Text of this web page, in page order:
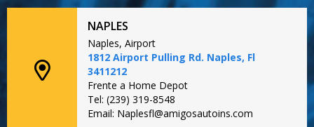
NAPLES
Naples, Airport
1812 Airport Pulling Rd. Naples, Fl
3411212
Frente a Home Depot
Tel: (239) 319-8548
Email: Naplesfl@amigosautoins.com